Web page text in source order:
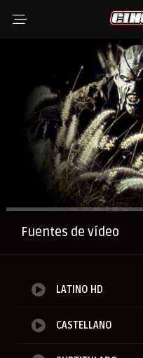
Anuncio
Fuentes de vídeo
LATINO HD
CASTELLANO